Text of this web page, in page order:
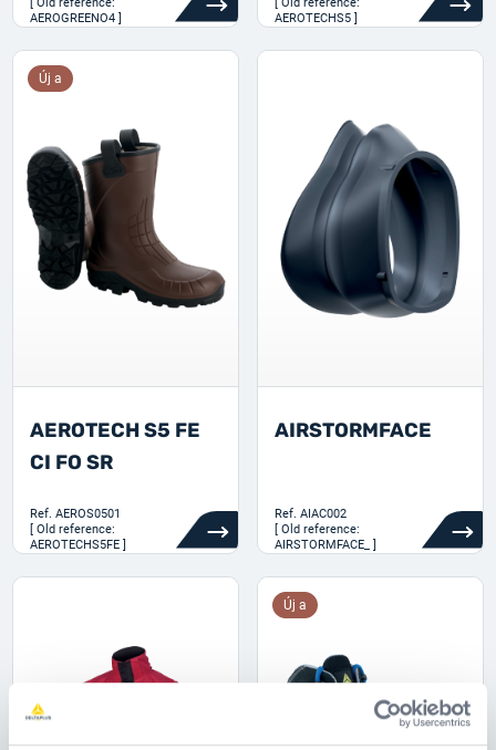
AEROGREENO4 ]
AEROTECHS5 ]
Új a
AEROTECH S5 FE
CI FO SR
Ref. AEROS0501
[ Old reference:
AEROTECHS5FE ]
AIRSTORMFACE
Ref. AIAC002
[ Old reference:
AIRSTORMFACE_ ]
Új a